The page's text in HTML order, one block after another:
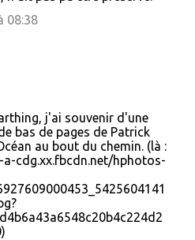
08:38
j'ai souvenir d'une
bas de pages de Patrick
au bout du chemin. (là :
cdg.xx.fbcdn.net/hphotos-